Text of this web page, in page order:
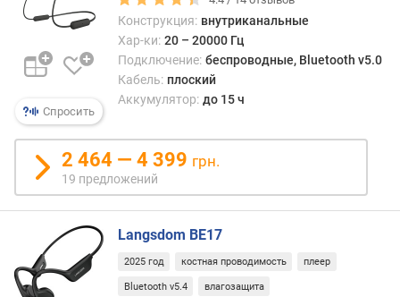
з
д
е
ж
к
а
з
в
у
а
(
м
Спросить
Конструкция: внутриканальные
Хар-ки: 20 – 20000 Гц
Подключение: беспроводные, Bluetooth v5.0
Кабель: плоский
Аккумулятор: до 15 ч
2 464 — 4 399 грн.
19 предложений
Langsdom BE17
2025 год костная проводимость плеер
Bluetooth v5.4 влагозащита